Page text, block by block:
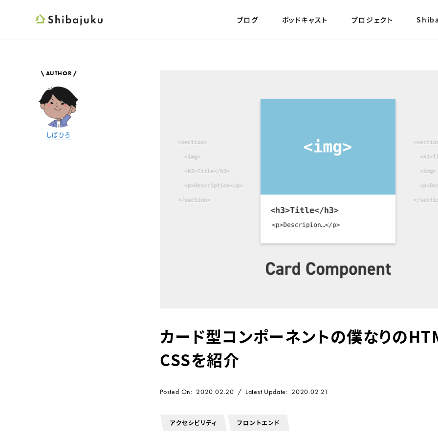
Shibajuku ブログ ポッドキャスト プロジェクト
カード型コンポーネントの僕なりの
CSSを紹介
Posted On 2020.02.20 Latest Update 2020.02.21
AUTHOR
しばひろ
アクセシビリティ フロントエンド